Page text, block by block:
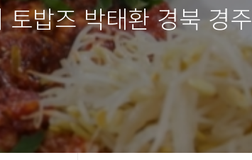
밥즈 박태환 경북 경주